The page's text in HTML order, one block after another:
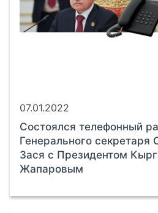
07.01.2022
Состоялся телефонный
Генерального
Зася с Президентом
Жапаровым